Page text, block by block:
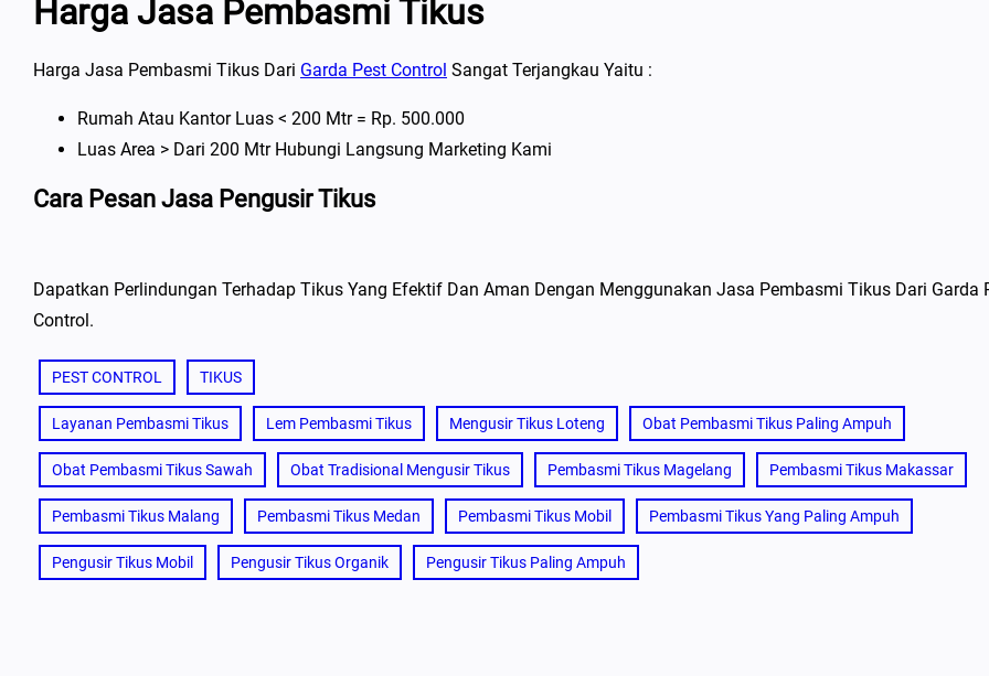
Harga Jasa Pembasmi Tikus
Harga Jasa Pembasmi Tikus Dari Garda Pest Control Sangat Terjangkau Yaitu :
Rumah Atau Kantor Luas < 200 Mtr = Rp. 500.000
Luas Area > Dari 200 Mtr Hubungi Langsung Marketing Kami
Cara Pesan Jasa Pengusir Tikus
Dapatkan Perlindungan Terhadap Tikus Yang Efektif Dan Aman Dengan Menggunakan Jasa Pembasmi Tikus Dari Garda
Control.
PEST CONTROL TIKUS
Layanan Pembasmi Tikus Lem Pembasmi Tikus Mengusir Tikus Loteng Obat Pembasmi Tikus Paling Ampuh
Obat Pembasmi Tikus Sawah Obat Tradisional Mengusir Tikus Pembasmi Tikus Magelang Pembasmi Tikus Makassar
Pembasmi Tikus Malang Pembasmi Tikus Medan Pembasmi Tikus Mobil Pembasmi Tikus Yang Paling Ampuh
Pengusir Tikus Mobil Pengusir Tikus Organik Pengusir Tikus Paling Ampuh